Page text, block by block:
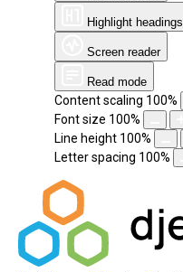
Highlight headings
Screen reader
Read mode
Content scaling 100%
Font size 100%
Line height 100%
Letter spacing 100%